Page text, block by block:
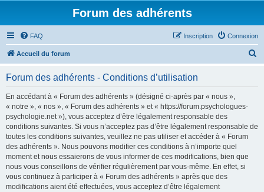
Forum des adhérents
FAQ Connexion
Inscription
Accueil du forum
Forum des adhérents - Conditions d’utilisation
En accédant à « Forum des adhérents » (désigné ci-après par « nous »,
« notre », « nos », « Forum des adhérents » et « https://forum.psychologues-
psychologie.net »), vous acceptez d’être légalement responsable des
conditions suivantes. Si vous n’acceptez pas d’être légalement responsable de
toutes les conditions suivantes, veuillez ne pas utiliser et accéder à « Forum
des adhérents ». Nous pouvons modifier ces conditions à n’importe quel
moment et nous essaierons de vous informer de ces modifications, bien que
nous vous conseillons de vérifier régulièrement par vous-même. En effet, si
vous continuez à participer à « Forum des adhérents » après que des
modifications aient été effectuées, vous acceptez d’être légalement